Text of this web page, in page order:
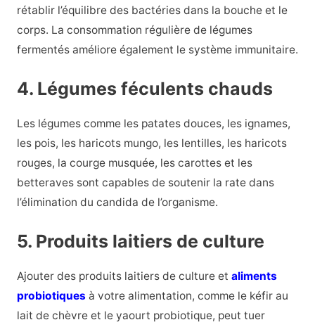
rétablir l’équilibre des bactéries dans la bouche et le
corps. La consommation régulière de légumes
fermentés améliore également le système immunitaire.
4. Légumes féculents chauds
Les légumes comme les patates douces, les ignames,
les pois, les haricots mungo, les lentilles, les haricots
rouges, la courge musquée, les carottes et les
betteraves sont capables de soutenir la rate dans
l’élimination du candida de l’organisme.
5. Produits laitiers de culture
Ajouter des produits laitiers de culture et aliments
probiotiques à votre alimentation, comme le kéfir au
lait de chèvre et le yaourt probiotique, peut tuer